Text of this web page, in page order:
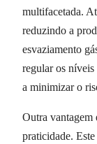
multifacetada.
reduzindo a
esvaziamento
regular os níveis
a minimizar o
Outra vantagem
praticidade.